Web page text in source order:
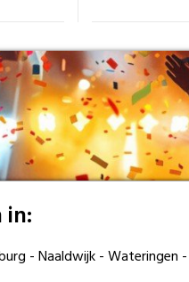
in:
- Naaldwijk -